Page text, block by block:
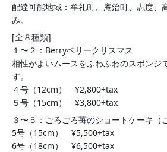
配達可能地域：牟礼町、庵治町、志度、
み。
[全８種類]
１〜２：Berryベリークリスマス
相性がよいムースをふわふわのスポンジ
す。
４号（12cm） ¥2,800+tax
５号（15cm） ¥3,800+tax
３〜５：ごろごろ苺のショートケーキ（
5号（15cm） ¥5,500+tax
6号（18cm） ¥6,500+tax